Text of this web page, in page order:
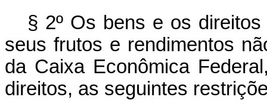
§ 2º Os bens e os
seus frutos e rendimentos
da Caixa Econômica
direitos, as seguintes